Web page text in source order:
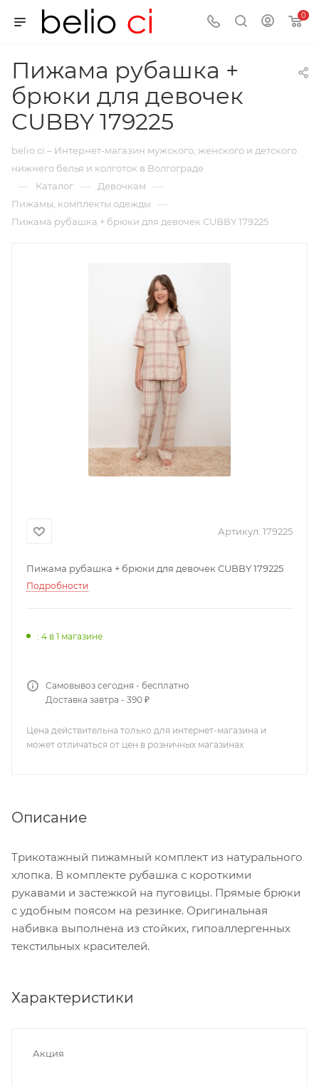
0
Пижама рубашка +
брюки для девочек
CUBBY 179225
belio ci – Интернет-магазин мужского, женского и детского
нижнего белья и колготок в Волгограде
— Каталог — Девочкам —
Пижамы, комплекты одежды —
Пижама рубашка + брюки для девочек CUBBY 179225
Артикул: 179225
Пижама рубашка + брюки для девочек CUBBY 179225
Подробности
: 4 в 1 магазине
Самовывоз сегодня - бесплатно
Доставка завтра - 390 ₽
Цена действительна только для интернет-магазина и
может отличаться от цен в розничных магазинах
Описание
Трикотажный пижамный комплект из натурального
хлопка. В комплекте рубашка с короткими
рукавами и застежкой на пуговицы. Прямые брюки
с удобным поясом на резинке. Оригинальная
набивка выполнена из стойких, гипоаллергенных
текстильных красителей.
Характеристики
Акция